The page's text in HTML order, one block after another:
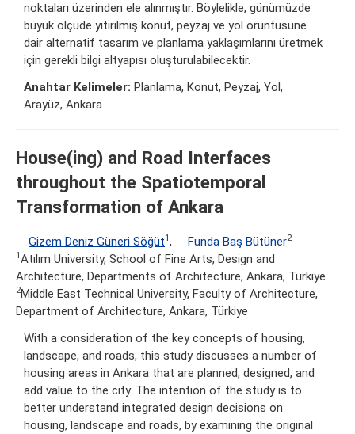
noktaları üzerinden ele alınmıştır. Böylelikle, günümüzde
büyük ölçüde yitirilmiş konut, peyzaj ve yol örüntüsüne
dair alternatif tasarım ve planlama yaklaşımlarını üretmek
için gerekli bilgi altyapısı oluşturulabilecektir.
Anahtar Kelimeler: Planlama, Konut, Peyzaj, Yol,
Arayüz, Ankara
House(ing) and Road Interfaces
throughout the Spatiotemporal
Transformation of Ankara
Gizem Deniz Güneri Söğüt1 , Funda Baş Bütüner2
1 Atılım University, School of Fine Arts, Design and
Architecture, Departments of Architecture, Ankara, Türkiye
2Middle East Technical University, Faculty of Architecture,
Department of Architecture, Ankara, Türkiye
With a consideration of the key concepts of housing,
landscape, and roads, this study discusses a number of
housing areas in Ankara that are planned, designed, and
add value to the city. The intention of the study is to
better understand integrated design decisions on
housing, landscape and roads, by examining the original